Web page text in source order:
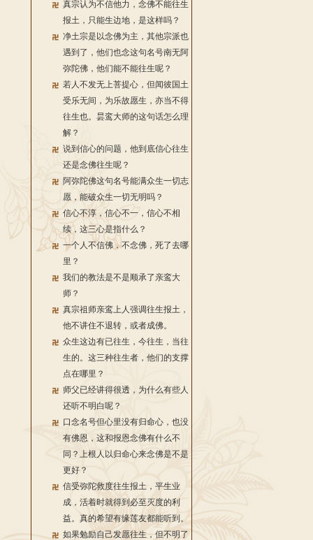
真宗认为不信他力，念佛不能往生
报土，只能生边地，是这样吗？
净土宗是以念佛为主，其他宗派也
遇到了，他们也念这句名号南无阿
弥陀佛，他们能不能往生呢？
若人不发无上菩提心，但闻彼国土
受乐无间，为乐故愿生，亦当不得
往生也。昙鸾大师的这句话怎么理
解？
说到信心的问题，他到底信心往生
还是念佛往生呢？
阿弥陀佛这句名号能满众生一切志
愿，能破众生一切无明吗？
信心不淳，信心不一，信心不相
续，这三心是指什么？
一个人不信佛，不念佛，死了去哪
里？
我们的教法是不是顺承了亲鸾大
师？
真宗祖师亲鸾上人强调往生报土，
他不讲住不退转，或者成佛。
众生这边有已往生，今往生，当往
生的。这三种往生者，他们的支撑
点在哪里？
师父已经讲得很透，为什么有些人
还听不明白呢？
口念名号但心里没有归命心，也没
有佛恩，这和报恩念佛有什么不
同？上根人以归命心来念佛是不是
更好？
信受弥陀救度往生报土，平生业
成，活着时就得到必至灭度的利
益。真的希望有缘莲友都能听到。
如果勉励自己发愿往生，但不明了